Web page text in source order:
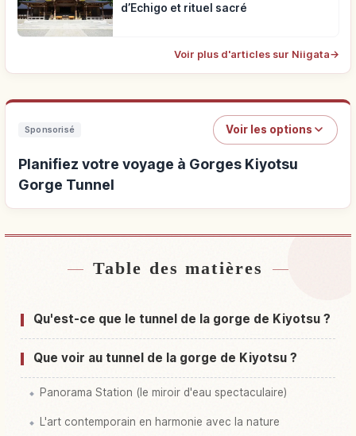
d’Echigo et rituel sacré
Voir plus d'articles sur Niigata→
Sponsorisé Voir les options
Planifiez votre voyage à Gorges Kiyotsu
Gorge Tunnel
Hébergements près de Gorges Kiyotsu Gorge
Table des matières
Qu'est-ce que le tunnel de la gorge de Kiyotsu ?
Que voir au tunnel de la gorge de Kiyotsu ?
Panorama Station (le miroir d'eau spectaculaire)
L'art contemporain en harmonie avec la nature